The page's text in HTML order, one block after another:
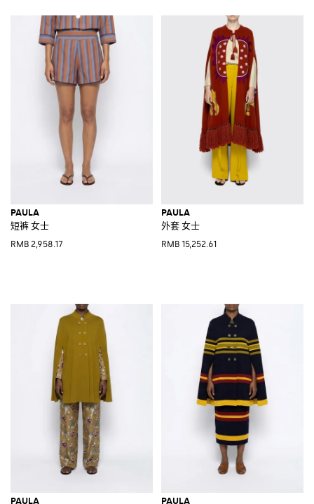
PAULA
短裤 女士
RMB 2,958.17
PAULA
外套 女士
RMB 15,252.61
PAULA PAULA